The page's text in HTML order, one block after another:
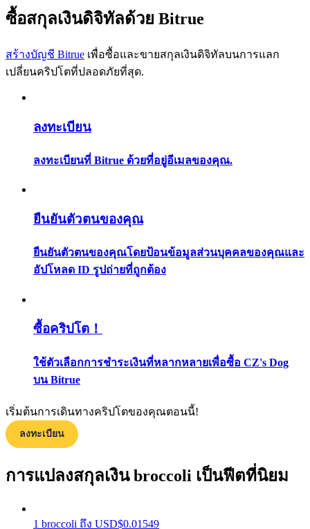
แนะนำ
เรียนรู้วิธีการรักษาผลกำไร
ซื้อสกุลเงินดิจิทัลด้วย Bitrue
สร้างบัญชี Bitrue เพื่อซื้อและขายสกุลเงินดิจิทัลบนการแลก
เปลี่ยนคริปโตที่ปลอดภัยที่สุด.
ลงทะเบียน
ลงทะเบียนที่ Bitrue ด้วยที่อยู่อีเมลของคุณ.
ยืนยันตัวตนของคุณ
ยืนยันตัวตนของคุณโดยป้อนข้อมูลส่วนบุคคลของคุณและ
อัปโหลด ID รูปถ่ายที่ถูกต้อง
ซื้อคริปโต！
ใช้ตัวเลือกการชำระเงินที่หลากหลายเพื่อซื้อ CZ's Dog
บน Bitrue
เริ่มต้นการเดินทางคริปโตของคุณตอนนี้!
ลงทะเบียน
การแปลงสกุลเงิน broccoli เป็นฟีตที่นิยม
1 broccoli ถึง USD$0.01549